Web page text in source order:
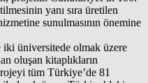
yanı sıra üretilen
sunulmasının önemine
üniversitede olmak üzere
oluşan kitaplıkların
tüm Türkiye’de 81